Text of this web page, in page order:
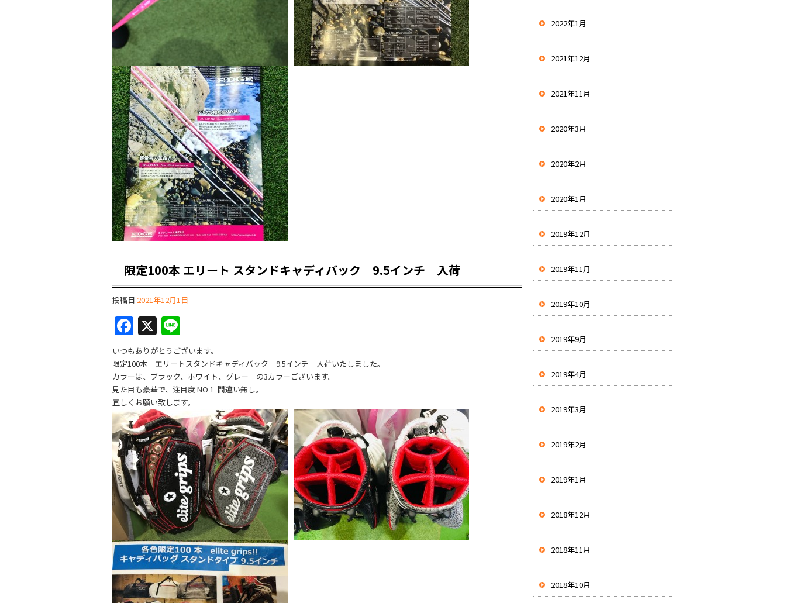
限定100本 エリート スタンドキャディバック 9.5インチ 入荷
投稿日 2021年12月1日
F
a
c
e
b
o
o
k
X
n
e
いつもありがとうございます。
限定100本 エリートスタンドキャディバック 9.5インチ 入荷いたしました。
カラーは、ブラック、ホワイト、グレー の3カラーございます。
見た目も豪華で、注目度 NO 1 間違い無し。
宜しくお願い致します。
2022年1月
2021年12月
2021年11月
2020年3月
2020年2月
2020年1月
2019年12月
2019年11月
2019年10月
2019年9月
2019年4月
2019年3月
2019年2月
2019年1月
2018年12月
2018年11月
2018年10月